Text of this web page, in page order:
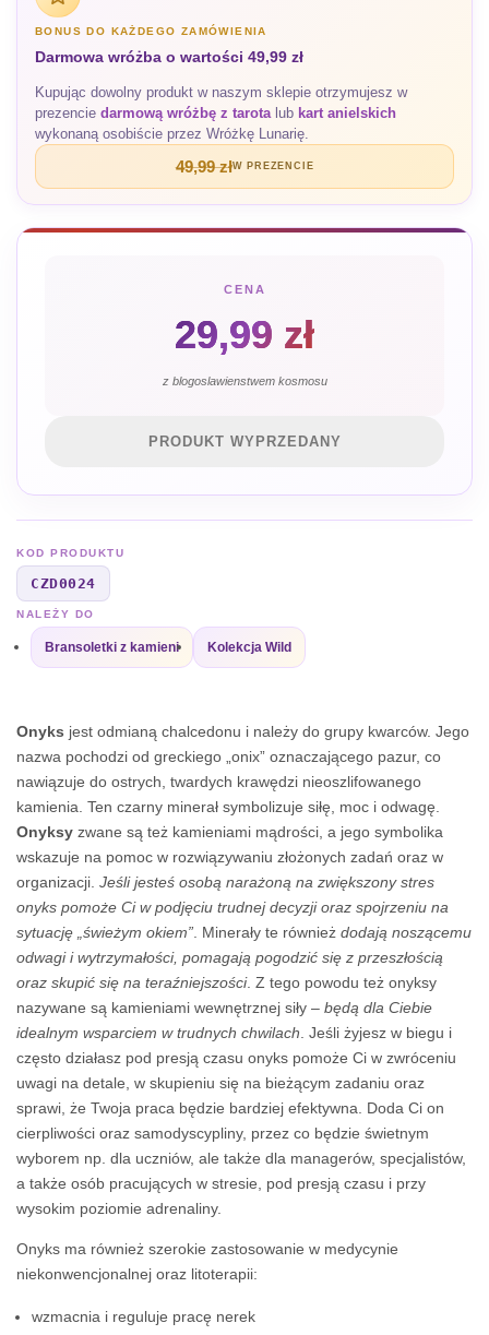
BONUS DO KAŻDEGO ZAMÓWIENIA
Darmowa wróżba o wartości 49,99 zł
Kupując dowolny produkt w naszym sklepie otrzymujesz w
prezencie darmową wróżbę z tarotalub kart anielskich
wykonaną osobiście przez Wróżkę Lunarię.
49,99 złW PREZENCIE
CENA
29,99 zł
z blogoslawienstwem kosmosu
PRODUKT WYPRZEDANY
KOD PRODUKTU
CZD0024
NALEŻY DO
Bransoletki z kamieni Kolekcja Wild
Onyks jest odmianą chalcedonu i należy do grupy kwarców. Jego
nazwa pochodzi od greckiego „onix” oznaczającego pazur, co
nawiązuje do ostrych, twardych krawędzi nieoszlifowanego
kamienia. Ten czarny minerał symbolizuje siłę, moc i odwagę.
Onyksy zwane są też kamieniami mądrości, a jego symbolika
wskazuje na pomoc w rozwiązywaniu złożonych zadań oraz w
organizacji. Jeśli jesteś osobą narażoną na zwiększony stres
onyks pomoże Ci w podjęciu trudnej decyzji oraz spojrzeniu na
sytuację „świeżym okiem” . Minerały te również dodają noszącemu
odwagi i wytrzymałości, pomagają pogodzić się z przeszłością
oraz skupić się na teraźniejszości. Z tego powodu też onyksy
nazywane są kamieniami wewnętrznej siły – będą dla Ciebie
idealnym wsparciem w trudnych chwilach . Jeśli żyjesz w biegu i
często działasz pod presją czasu onyks pomoże Ci w zwróceniu
uwagi na detale, w skupieniu się na bieżącym zadaniu oraz
sprawi, że Twoja praca będzie bardziej efektywna. Doda Ci on
cierpliwości oraz samodyscypliny, przez co będzie świetnym
wyborem np. dla uczniów, ale także dla managerów, specjalistów,
a także osób pracujących w stresie, pod presją czasu i przy
wysokim poziomie adrenaliny.
Onyks ma również szerokie zastosowanie w medycynie
niekonwencjonalnej oraz litoterapii:
wzmacnia i reguluje pracę nerek